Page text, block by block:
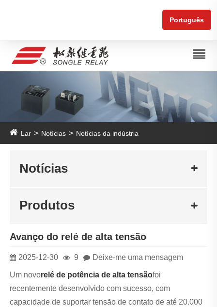
Português
Lar Notícias Notícias da indústria
Notícias
Produtos
Avanço do relé de alta tensão
2025-12-30 9 Deixe-me uma mensagem
Um novorelé de potência de alta tensãofoi
recentemente desenvolvido com sucesso, com
capacidade de suportar tensão de contato de até 20.000